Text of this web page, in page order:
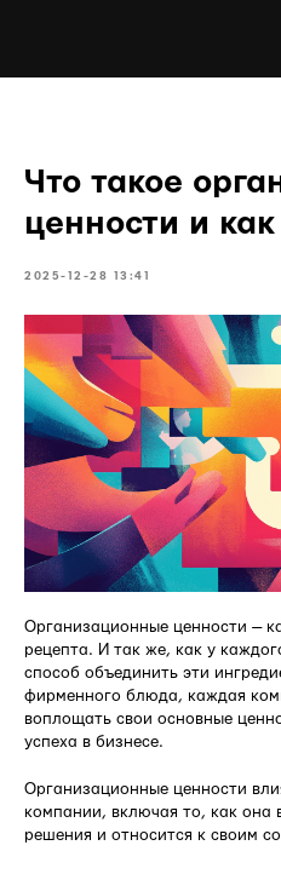
Что такое
ценности и
2025-12-28 13:41
Организационные ценности —
рецепта. И так же, как у
способ объединить эти
фирменного блюда, каждая
воплощать свои основные
успеха в бизнесе.
Организационные ценности
компании, включая то, как она
решения и относится к своим